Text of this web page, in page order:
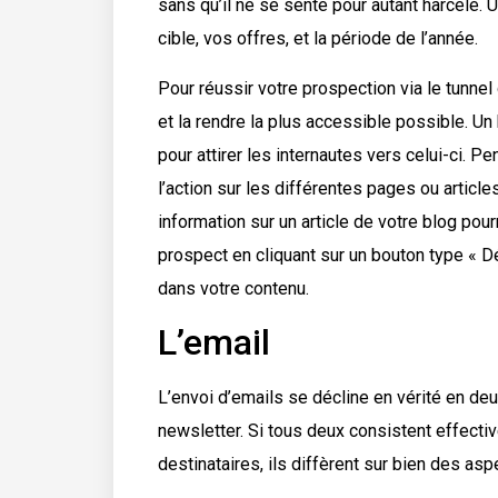
sans qu’il ne se sente pour autant harcelé.
cible, vos offres, et la période de l’année.
Pour réussir votre prospection via le
et la rendre la plus accessible possible.
pour attirer les internautes vers celui-ci.
l’action sur les différentes pages ou
information sur un article de votre blog
prospect en cliquant sur un bouton type «
dans votre contenu.
L’email
L’envoi d’emails se décline en vérité en
newsletter. Si tous deux consistent
destinataires, ils diffèrent sur bien des